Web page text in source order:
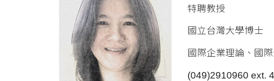
特聘教授
國立台灣大學博士
國際企業理論、國
(049)2910960 ext.